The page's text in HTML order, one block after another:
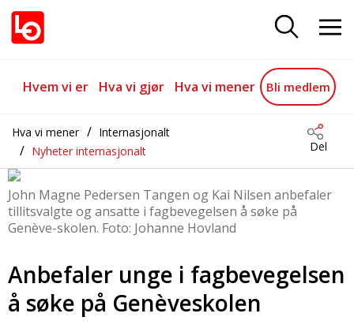
Geneve-skolen
Gå til hovedinnhold
Gå til navigasjon
Hvem vi er Hva vi gjør Hva vi mener Bli medlem
Hva vi mener
Internasjonalt
Nyheter internasjonalt
Del
John Magne Pedersen Tangen og Kai Nilsen anbefaler
tillitsvalgte og ansatte i fagbevegelsen å søke på
Genève-skolen. Foto: Johanne Hovland
Anbefaler unge i fagbevegelsen
å søke på Genèveskolen